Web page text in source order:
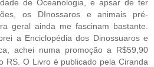
de Oceanologia, e apsar de ter
os DInossaros e animais pré-
geral ainda me fascinam bastante.
a Enciclopédia dos Dinossuaros e
achei numa promoção a R$59,90
RS. O Livro é publicado pela Ciranda